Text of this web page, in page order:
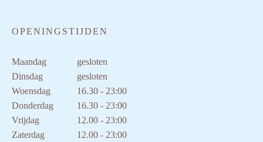
OPENINGSTIJDEN
Maandag
gesloten
Dinsdag
gesloten
Woensdag
16.30 - 23:00
Donderdag
16.30 - 23:00
Vrijdag
12.00 - 23:00
Zaterdag
12.00 - 23:00